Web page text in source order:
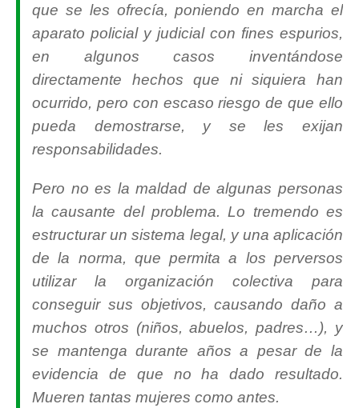
que se les ofrecía, poniendo en marcha el
aparato policial y judicial con fines espurios,
en algunos casos inventándose
directamente hechos que ni siquiera han
ocurrido, pero con escaso riesgo de que ello
pueda demostrarse, y se les exijan
responsabilidades.
Pero no es la maldad de algunas personas
la causante del problema. Lo tremendo es
estructurar un sistema legal, y una aplicación
de la norma, que permita a los perversos
utilizar la organización colectiva para
conseguir sus objetivos, causando daño a
muchos otros (niños, abuelos, padres…), y
se mantenga durante años a pesar de la
evidencia de que no ha dado resultado.
Mueren tantas mujeres como antes.